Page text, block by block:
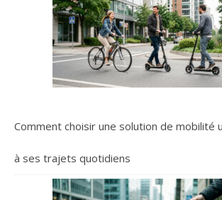
Comment choisir une solution de mobilité
à ses trajets quotidiens